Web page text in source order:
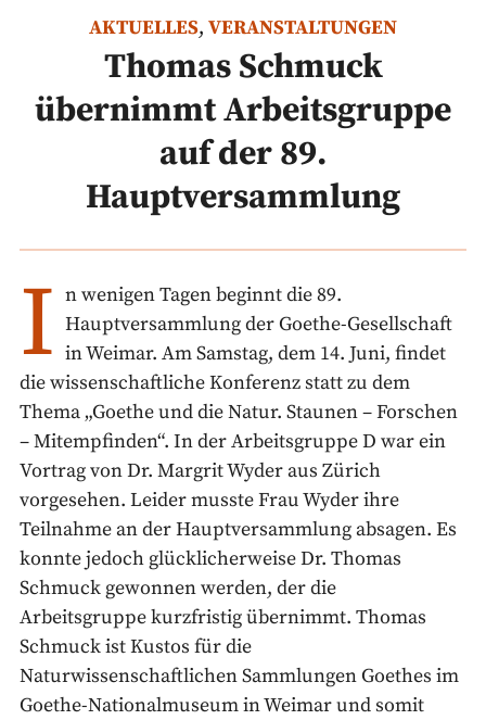
AKTUELLES, VERANSTALTUNGEN
Thomas Schmuck
übernimmt Arbeitsgruppe
auf der 89.
Hauptversammlung
I n wenigen Tagen beginnt die 89.
Hauptversammlung der Goethe-Gesellschaft
in Weimar. Am Samstag, dem 14. Juni, findet
die wissenschaftliche Konferenz statt zu dem
Thema „Goethe und die Natur. Staunen – Forschen
– Mitempfinden“. In der Arbeitsgruppe D war ein
Vortrag von Dr. Margrit Wyder aus Zürich
vorgesehen. Leider musste Frau Wyder ihre
Teilnahme an der Hauptversammlung absagen. Es
konnte jedoch glücklicherweise Dr. Thomas
Schmuck gewonnen werden, der die
Arbeitsgruppe kurzfristig übernimmt. Thomas
Schmuck ist Kustos für die
Naturwissenschaftlichen Sammlungen Goethes im
Goethe-Nationalmuseum in Weimar und somit